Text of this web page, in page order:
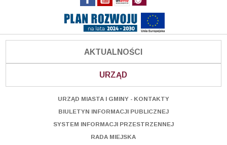
AKTUALNOŚCI
URZĄD
URZĄD MIASTA I GMINY - KONTAKTY
BIULETYN INFORMACJI PUBLICZNEJ
SYSTEM INFORMACJI PRZESTRZENNEJ
RADA MIEJSKA